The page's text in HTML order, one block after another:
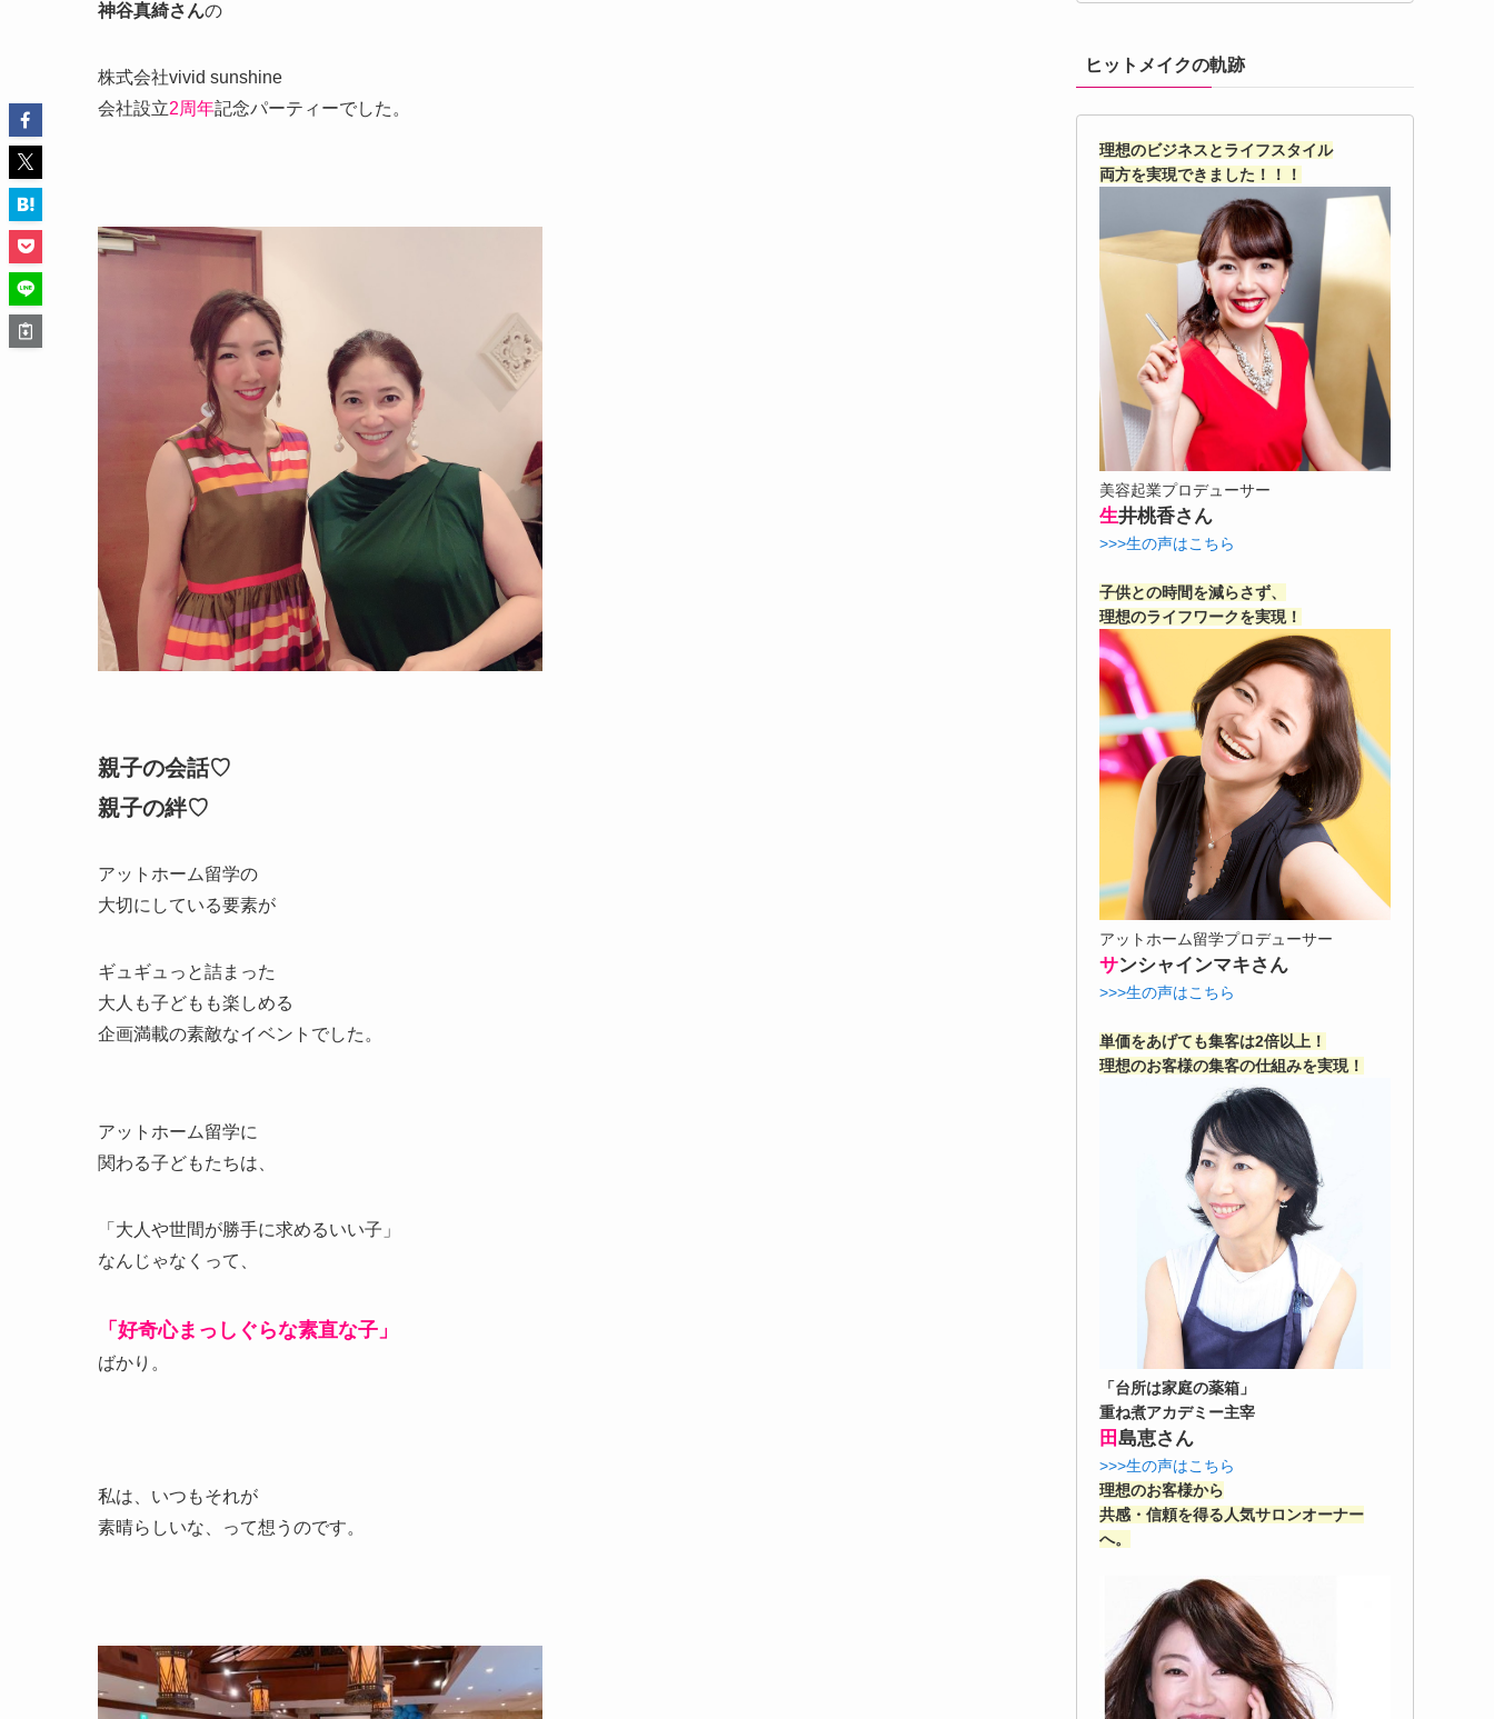
神谷真綺さんの
株式会社vivid sunshine
会社設立2周年記念パーティーでした。
親子の会話♡
親子の絆♡
アットホーム留学の
大切にしている要素が
ギュギュっと詰まった
大人も子どもも楽しめる
企画満載の素敵なイベントでした。
アットホーム留学に
関わる子どもたちは、
「大人や世間が勝手に求めるいい子」
なんじゃなくって、
「好奇心まっしぐらな素直な子」
ばかり。
私は、いつもそれが
素晴らしいな、って想うのです。
ヒットメイクの軌跡
理想のビジネスとライフスタイル
両方を実現できました！！！
美容起業プロデューサー
生井桃香さん
>>>生の声はこちら
子供との時間を減らさず、
理想のライフワークを実現！
アットホーム留学プロデューサー
サンシャインマキさん
>>>生の声はこちら
単価をあげても集客は2倍以上！
理想のお客様の集客の仕組みを実現！
「台所は家庭の薬箱」
重ね煮アカデミー主宰
田島恵さん
>>>生の声はこちら
理想のお客様から
共感・信頼を得る人気サロンオーナー
へ。